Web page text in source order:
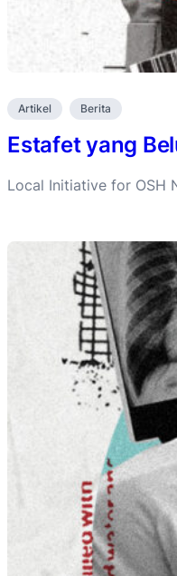
Artikel Berita
Estafet yang
Local Initiative for OSH